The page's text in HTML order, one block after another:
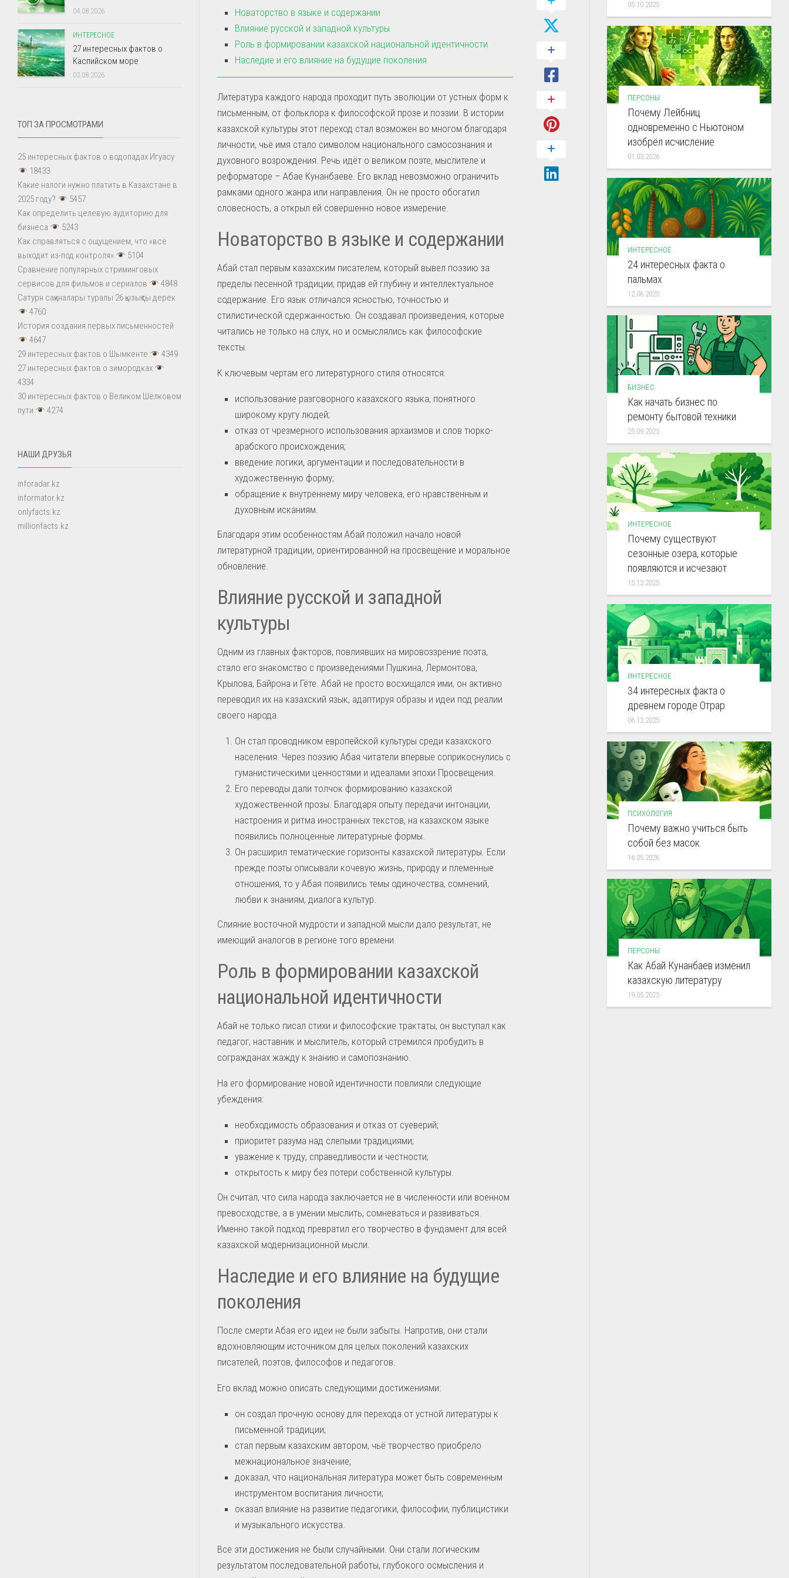
Новаторство в языке и содержании
Влияние русской и западной культуры
Роль в формировании казахской национальной идентичности
Наследие и его влияние на будущие поколения
Литература каждого народа проходит путь эволюции от устных форм к
письменным, от фольклора к философской прозе и поэзии. В истории
казахской культуры этот переход стал возможен во многом благодаря
личности, чьё имя стало символом национального самосознания и
духовного возрождения. Речь идёт о великом поэте, мыслителе и
реформаторе – Абае Кунанбаеве. Его вклад невозможно ограничить
рамками одного жанра или направления. Он не просто обогатил
словесность, а открыл ей совершенно новое измерение.
Новаторство в языке и содержании
Абай стал первым казахским писателем, который вывел поэзию за
пределы песенной традиции, придав ей глубину и интеллектуальное
содержание. Его язык отличался ясностью, точностью и
стилистической сдержанностью. Он создавал произведения, которые
читались не только на слух, но и осмыслялись как философские
тексты.
К ключевым чертам его литературного стиля относятся:
использование разговорного казахского языка, понятного
широкому кругу людей;
отказ от чрезмерного использования архаизмов и слов тюрко-
арабского происхождения;
введение логики, аргументации и последовательности в
художественную форму;
обращение к внутреннему миру человека, его нравственным и
духовным исканиям.
Благодаря этим особенностям Абай положил начало новой
литературной традиции, ориентированной на просвещение и моральное
обновление.
Влияние русской и западной
культуры
Одним из главных факторов, повлиявших на мировоззрение поэта,
стало его знакомство с произведениями Пушкина, Лермонтова,
Крылова, Байрона и Гёте. Абай не просто восхищался ими, он активно
переводил их на казахский язык, адаптируя образы и идеи под реалии
своего народа.
Он стал проводником европейской культуры среди казахского
населения. Через поэзию Абая читатели впервые соприкоснулись с
гуманистическими ценностями и идеалами эпохи Просвещения.
Его переводы дали толчок формированию казахской
художественной прозы. Благодаря опыту передачи интонации,
настроения и ритма иностранных текстов, на казахском языке
появились полноценные литературные формы.
Он расширил тематические горизонты казахской литературы. Если
прежде поэты описывали кочевую жизнь, природу и племенные
отношения, то у Абая появились темы одиночества, сомнений,
любви к знаниям, диалога культур.
Слияние восточной мудрости и западной мысли дало результат, не
имеющий аналогов в регионе того времени.
Роль в формировании казахской
национальной идентичности
Абай не только писал стихи и философские трактаты, он выступал как
педагог, наставник и мыслитель, который стремился пробудить в
согражданах жажду к знанию и самопознанию.
На его формирование новой идентичности повлияли следующие
убеждения:
необходимость образования и отказ от суеверий;
приоритет разума над слепыми традициями;
уважение к труду, справедливости и честности;
открытость к миру без потери собственной культуры.
Он считал, что сила народа заключается не в численности или военном
превосходстве, а в умении мыслить, сомневаться и развиваться.
Именно такой подход превратил его творчество в фундамент для всей
казахской модернизационной мысли.
Наследие и его влияние на будущие
поколения
После смерти Абая его идеи не были забыты. Напротив, они стали
вдохновляющим источником для целых поколений казахских
писателей, поэтов, философов и педагогов.
Его вклад можно описать следующими достижениями:
он создал прочную основу для перехода от устной литературы к
письменной традиции;
стал первым казахским автором, чьё творчество приобрело
межнациональное значение;
доказал, что национальная литература может быть современным
инструментом воспитания личности;
оказал влияние на развитие педагогики, философии, публицистики
и музыкального искусства.
Все эти достижения не были случайными. Они стали логическим
результатом последовательной работы, глубокого осмысления и
04.08.2026
ИНТЕРЕСНОЕ
27 интересных фактов о
Каспийском море
03.08.2026
ТОП ЗА ПРОСМОТРАМИ
25 интересных фактов о водопадах Игуасу
18433
Какие налоги нужно платить в Казахстане в
2025 году?
5457
Как определить целевую аудиторию для
бизнеса
5243
Как справляться с ощущением, что «всё
выходит из-под контроля»
5104
Сравнение популярных стриминговых
сервисов для фильмов и сериалов
4848
Сатурн сақиналары туралы 26 қызықты дерек
4760
История создания первых письменностей
4647
29 интересных фактов о Шымкенте
4349
27 интересных фактов о зимородках
4334
30 интересных фактов о Великом Шёлковом
пути
4274
НАШИ ДРУЗЬЯ
inforadar.kz
informator.kz
onlyfacts.kz
millionfacts.kz
05.10.2025
ПЕРСОНЫ
Почему Лейбниц
одновременно с Ньютоном
изобрёл исчисление
01.03.2026
ИНТЕРЕСНОЕ
24 интересных факта о
пальмах
12.06.2025
БИЗНЕС
Как начать бизнес по
ремонту бытовой техники
25.09.2025
ИНТЕРЕСНОЕ
Почему существуют
сезонные озера, которые
появляются и исчезают
15.12.2025
ИНТЕРЕСНОЕ
34 интересных факта о
древнем городе Отрар
06.12.2025
ПСИХОЛОГИЯ
Почему важно учиться быть
собой без масок
16.05.2026
ПЕРСОНЫ
Как Абай Кунанбаев изменил
казахскую литературу
19.05.2025